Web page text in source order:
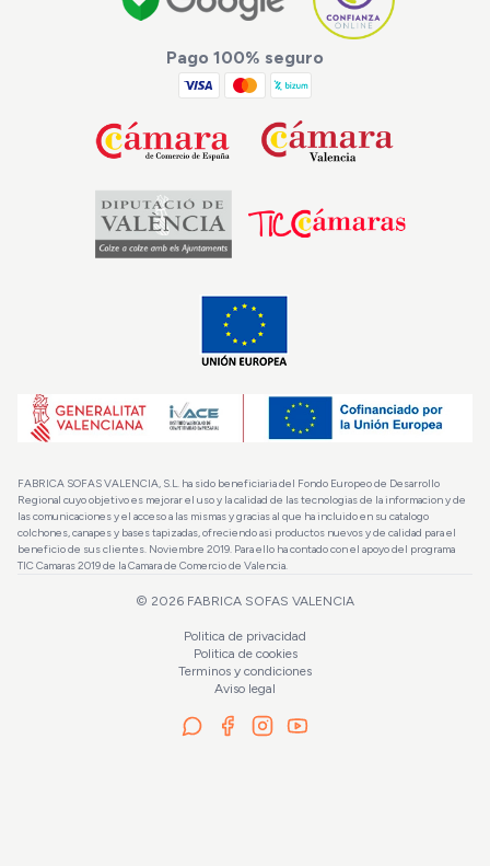
Pago 100% seguro
FABRICA SOFAS VALENCIA, S.L. ha sido beneficiaria del Fondo Europeo de Desarrollo
Regional cuyo objetivo es mejorar el uso y la calidad de las tecnologias de la informacion y de
las comunicaciones y el acceso a las mismas y gracias al que ha incluido en su catalogo
colchones, canapes y bases tapizadas, ofreciendo asi productos nuevos y de calidad para el
beneficio de sus clientes. Noviembre 2019. Para ello ha contado con el apoyo del programa
TIC Camaras 2019 de la Camara de Comercio de Valencia.
© 2026 FABRICA SOFAS VALENCIA
Politica de privacidad
Politica de cookies
Terminos y condiciones
Aviso legal